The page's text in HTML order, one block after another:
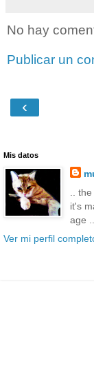
No hay
Publicar un
‹
Mis datos
..
it's
age ..
Ver mi perfil